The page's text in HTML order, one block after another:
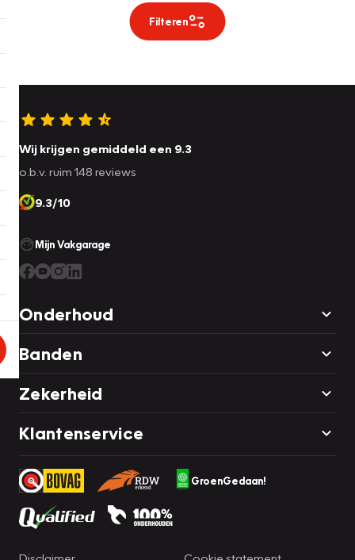
Filteren
Wij krijgen gemiddeld een 9.3
o.b.v. ruim 148 reviews
9.3/10
Mijn Vakgarage
Onderhoud
Banden
Zekerheid
Klantenservice
GroenGedaan!